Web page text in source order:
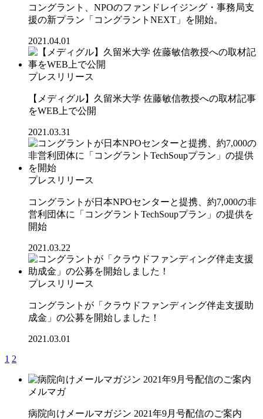
コングラント、NPOのファンドレイジング・事務局支
援の新プラン「コングラントNEXT」を開始。
2021.04.01
プレスリリース
【メディグル】久留米大学 佐藤敏信教授への取材記事
をWEB上で公開
2021.03.31
プレスリリース
コングラントが日本NPOセンターと提携、約7,000の非
営利団体に「コングラントTechSoupプラン」の提供を
開始
2021.03.22
プレスリリース
コングラントが「クラウドファンディング伴走支援助
成金」の公募を開始しました！
2021.03.01
1 2
メルマガ
病院向けメールマガジン 2021年9月号配信のご案内